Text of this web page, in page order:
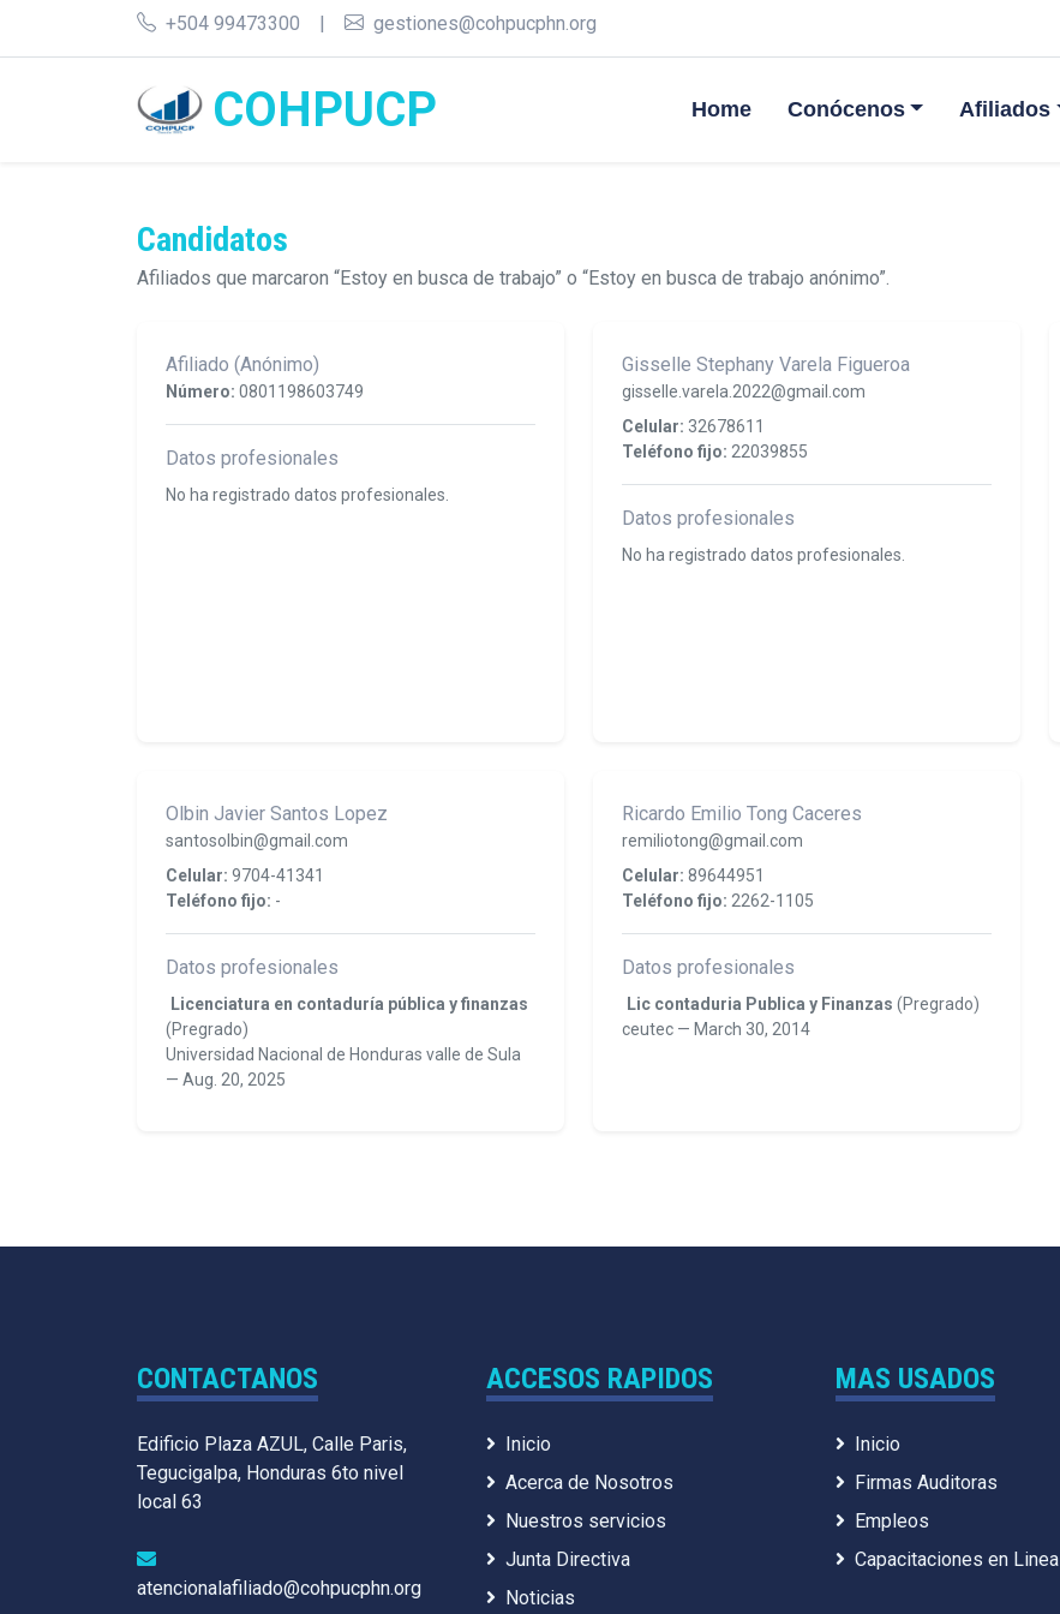
+504 99473300 | gestiones@cohpucphn.org
COHPUCP Home Conócenos Afiliados
Candidatos
Afiliados que marcaron “Estoy en busca de trabajo” o “Estoy en busca de trabajo anónimo”.
Afiliado (Anónimo)
Número: 0801198603749
Datos profesionales
No ha registrado datos profesionales.
Gisselle Stephany Varela Figueroa
gisselle.varela.2022@gmail.com
Celular: 32678611
Teléfono fijo: 22039855
Datos profesionales
No ha registrado datos profesionales.
Olbin Javier Santos Lopez
santosolbin@gmail.com
Celular: 9704-41341
Teléfono fijo: -
Datos profesionales
Licenciatura en contaduría pública y finanzas
(Pregrado)
Universidad Nacional de Honduras valle de Sula
— Aug. 20, 2025
Ricardo Emilio Tong Caceres
remiliotong@gmail.com
Celular: 89644951
Teléfono fijo: 2262-1105
Datos profesionales
Lic contaduria Publica y Finanzas (Pregrado)
ceutec— March 30, 2014
CONTACTANOS
Edificio Plaza AZUL, Calle Paris,
Tegucigalpa, Honduras 6to nivel
local 63
atencionalafiliado@cohpucphn.org
ACCESOS RAPIDOS
Inicio
Acerca de Nosotros
Nuestros servicios
Junta Directiva
Noticias
MAS USADOS
Inicio
Firmas Auditoras
Empleos
Capacitaciones en Linea